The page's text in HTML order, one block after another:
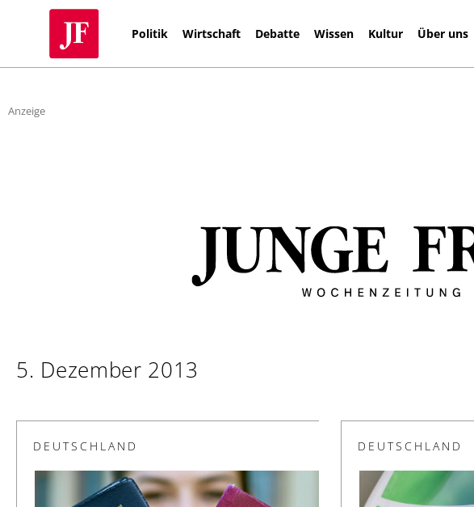
Politik Wirtschaft Debatte Wissen Kultur Über uns
Anzeige
5. Dezember 2013
DEUTSCHLAND DEUTSCHLAND